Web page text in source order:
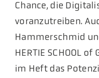
Chance, die
voranzutreiben.
Hammerschmid
HERTIE SCHOOL
im Heft das